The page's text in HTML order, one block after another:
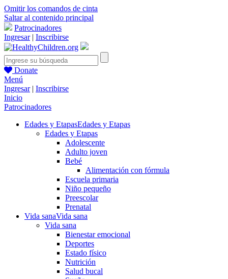
Omitir los comandos de cinta
Saltar al contenido principal
Patrocinadores
Ingresar| Inscribirse
Donate
Menú
Ingresar| Inscribirse
Inicio
Patrocinadores
Edades y EtapasEdades y Etapas
Edades y Etapas
Adolescente
Adulto joven
Bebé
Alimentación con fórmula
Escuela primaria
Niño pequeño
Preescolar
Prenatal
Vida sanaVida sana
Vida sana
Bienestar emocional
Deportes
Estado físico
Nutrición
Salud bucal